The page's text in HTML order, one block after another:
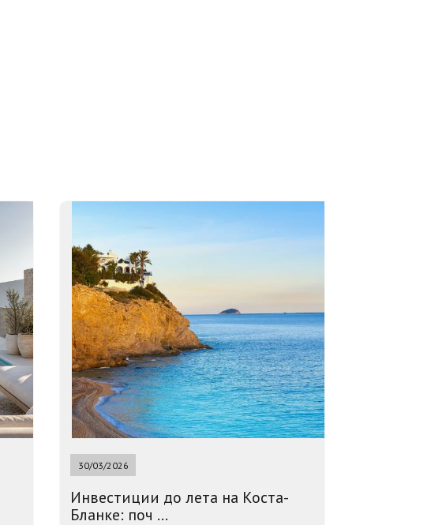
30/03/2026
Инвестиции до лета на Коста-
Бланке: поч ...